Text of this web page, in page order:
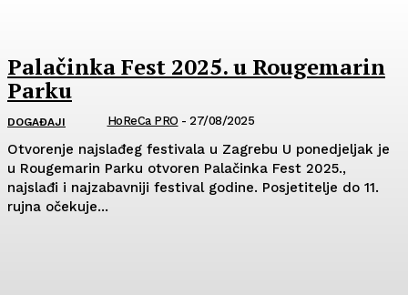
Palačinka Fest 2025. u Rougemarin
Parku
DOGAĐAJI HoReCa PRO - 27/08/2025
Otvorenje najslađeg festivala u Zagrebu U ponedjeljak je
u Rougemarin Parku otvoren Palačinka Fest 2025.,
najslađi i najzabavniji festival godine. Posjetitelje do 11.
rujna očekuje...